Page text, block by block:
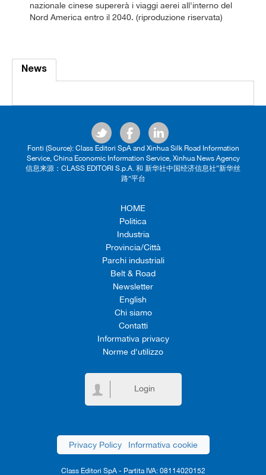
nazionale cinese supererà i viaggi aerei all'interno del
Nord America entro il 2040. (riproduzione riservata)
News
Fonti (Source): Class Editori SpA and Xinhua Silk Road Information
Service, China Economic Information Service, Xinhua News Agency
信息来源：CLASS EDITORI S.p.A. 和 新华社中国经济信息社“新华丝
路”平台
HOME
Politica
Industria
Provincia/Città
Parchi industriali
Belt & Road
Newsletter
English
Chi siamo
Contatti
Informativa privacy
Norme d'utilizzo
Login
Privacy Policy| Informativa cookie
Class Editori SpA - Partita IVA: 08114020152